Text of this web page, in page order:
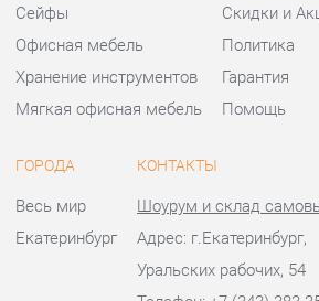
Весь мир
Екатеринбург
Шоурум и склад
Адрес: г.Екатеринбург,
Уральских рабочих, 54
Телефон: +7 (343) 383-35-
Пн - Пт:10:00 - 20:00
Отправить сообщение